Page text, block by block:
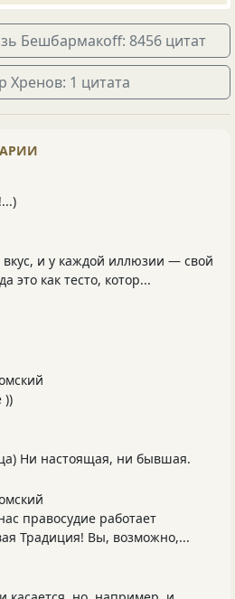
Бешбармакоff: 8456 цитат
Хренов: 1 цитата
и у каждой иллюзии — свой
это как тесто, котор...
))
Ни настоящая, ни бывшая.
правосудие работает
Традиция! Вы, возможно,...